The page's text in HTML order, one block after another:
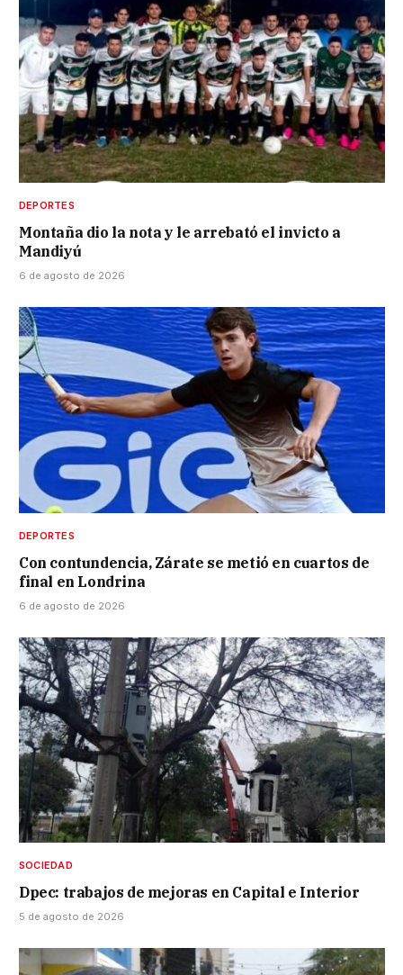
DEPORTES
Montaña dio la nota y le arrebató el invicto a
Mandiyú
6 de agosto de 2026
DEPORTES
Con contundencia, Zárate se metió en cuartos de
final en Londrina
6 de agosto de 2026
SOCIEDAD
Dpec: trabajos de mejoras en Capital e Interior
5 de agosto de 2026